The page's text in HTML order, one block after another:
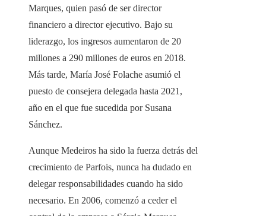
Marques, quien pasó de ser director
financiero a director ejecutivo. Bajo su
liderazgo, los ingresos aumentaron de 20
millones a 290 millones de euros en 2018.
Más tarde, María José Folache asumió el
puesto de consejera delegada hasta 2021,
año en el que fue sucedida por Susana
Sánchez.
Aunque Medeiros ha sido la fuerza detrás del
crecimiento de Parfois, nunca ha dudado en
delegar responsabilidades cuando ha sido
necesario. En 2006, comenzó a ceder el